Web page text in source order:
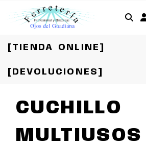
[TIENDA ONLINE]
[DEVOLUCIONES]
CUCHILLO
MULTIUSOS